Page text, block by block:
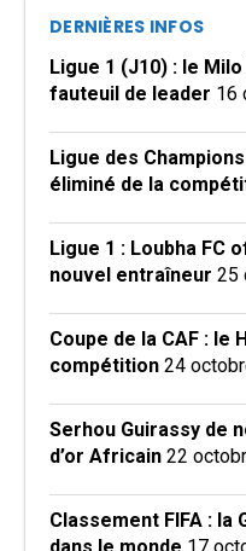
DERNIÈRES INFOS
Ligue 1 (J10) : le Milo
fauteuil de leader 16
Ligue des
éliminé de la
Ligue 1 : Loubha FC
nouvel entraîneur 25
Coupe de la CAF : le
compétition 24
Serhou Guirassy de
d’or Africain 22
Classement FIFA : la
dans le monde 17